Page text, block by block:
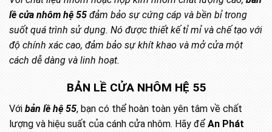
lề cửa nhôm hệ 55đảm bảo sự cứng cáp và bền bỉ trong
suốt quá trình sử dụng. Nó được thiết kế tỉ mỉ và chế tạo với
độ chính xác cao, đảm bảo sự khít khao và mở cửa một
cách dễ dàng và linh hoạt.
BẢN LỀ CỬA NHÔM HỆ 55
Với bản lề hệ 55, bạn có thể hoàn toàn yên tâm về chất
lượng và hiệu suất của cánh cửa nhôm. Hãy để An Phát